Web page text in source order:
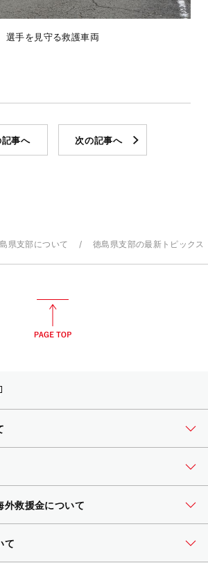
選手を見守る救護車両
事へ 次の記事へ
県支部について 徳島県支部の最新トピックス
外救援金について
て